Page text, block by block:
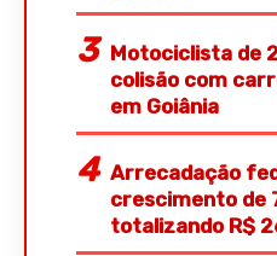
Motociclista de
colisão com
em Goiânia
Arrecadação
crescimento de
totalizando R$